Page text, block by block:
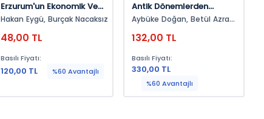
Erzurum'un Ekonomik Ve
Sosyal Profili:Hakan Eygü, Burçak Nacaksız
48,00 TL
Basılı Fiyatı:
120,00 TL %60 Avantajlı
Antik Dönemlerden
Sanayi Sonrası Topluma
Aybüke Doğan, Betül Azra
Emrullah Zorlu, Ezgi Hazal
Aytaç, İrem Tarğıt, Kevser
Çelik, Müge Tokgöz, Özlem
Topcan, Selda Yeşilyurt,
132,00 TL
Basılı Fiyatı:
330,00 TL
%60 Avantajlı